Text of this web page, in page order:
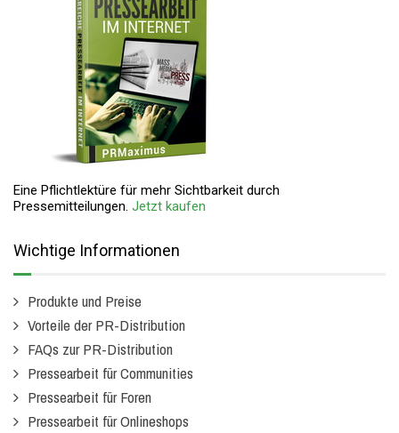
Eine Pflichtlektüre für mehr Sichtbarkeit durch
Pressemitteilungen. Jetzt kaufen
Wichtige Informationen
Produkte und Preise
Vorteile der PR-Distribution
FAQs zur PR-Distribution
Pressearbeit für Communities
Pressearbeit für Foren
Pressearbeit für Onlineshops